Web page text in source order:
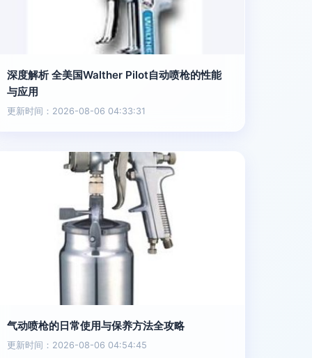
深度解析 全美国Walther Pilot自动喷枪的性能
与应用
更新时间：2026-08-06 04:33:31
气动喷枪的日常使用与保养方法全攻略
更新时间：2026-08-06 04:54:45